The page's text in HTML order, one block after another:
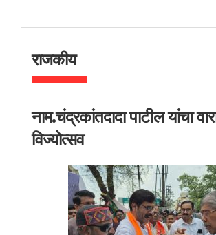
राजकीय
नाम.चंद्रकांतदादा पाटील यांचा
विज्योत्सव